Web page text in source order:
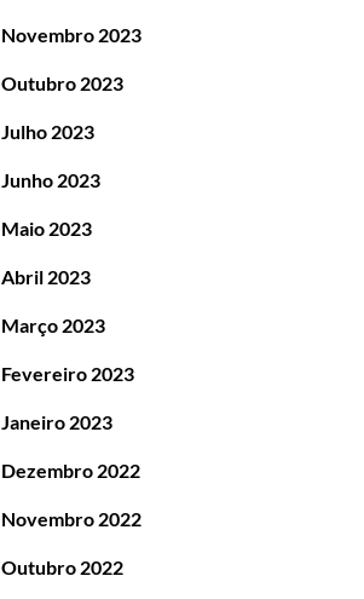
Novembro 2023
Outubro 2023
Julho 2023
Junho 2023
Maio 2023
Abril 2023
Março 2023
Fevereiro 2023
Janeiro 2023
Dezembro 2022
Novembro 2022
Outubro 2022